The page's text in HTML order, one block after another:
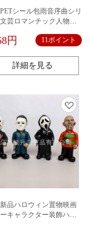
シール包雨音序曲シリ
芸ロマンチック人物素
円 11ポイント
詳細を見る
品ハロウィン置物映画
キャラクター装飾ハロ